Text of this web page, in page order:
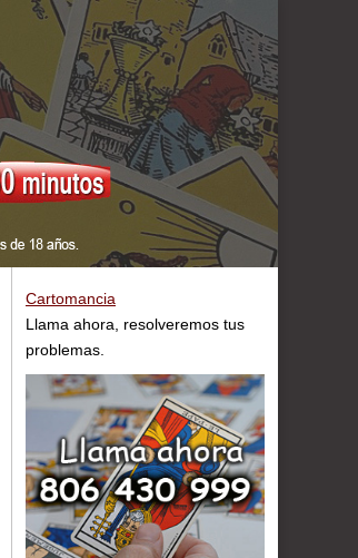
Cartomancia
Llama ahora, resolveremos tus
problemas.